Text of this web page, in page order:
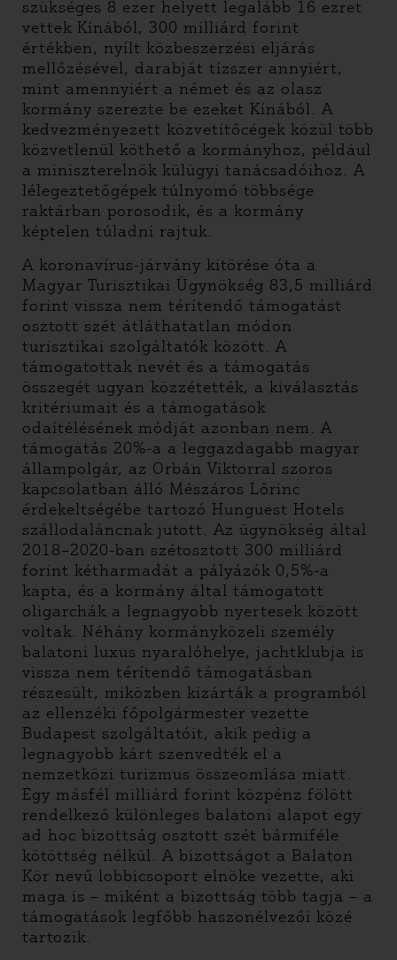
szükséges 8 ezer helyett legalább 16 ezret
vettek Kínából, 300 milliárd forint
értékben, nyílt közbeszerzési eljárás
mellőzésével, darabját tízszer annyiért,
mint amennyiért a német és az olasz
kormány szerezte be ezeket Kínából. A
kedvezményezett közvetítőcégek közül több
közvetlenül köthető a kormányhoz, például
a miniszterelnök külügyi tanácsadóihoz. A
lélegeztetőgépek túlnyomó többsége
raktárban porosodik, és a kormány
képtelen túladni rajtuk.
A koronavírus-járvány kitörése óta a
Magyar Turisztikai Ügynökség 83,5 milliárd
forint vissza nem térítendő támogatást
osztott szét átláthatatlan módon
turisztikai szolgáltatók között. A
támogatottak nevét és a támogatás
összegét ugyan közzétették, a kiválasztás
kritériumait és a támogatások
odaítélésének módját azonban nem. A
támogatás 20%-a a leggazdagabb magyar
állampolgár, az Orbán Viktorral szoros
kapcsolatban álló Mészáros Lőrinc
érdekeltségébe tartozó Hunguest Hotels
szállodaláncnak jutott. Az ügynökség által
2018–2020-ban szétosztott 300 milliárd
forint kétharmadát a pályázók 0,5%-a
kapta, és a kormány által támogatott
oligarchák a legnagyobb nyertesek között
voltak. Néhány kormányközeli személy
balatoni luxus nyaralóhelye, jachtklubja is
vissza nem térítendő támogatásban
részesült, miközben kizárták a programból
az ellenzéki főpolgármester vezette
Budapest szolgáltatóit, akik pedig a
legnagyobb kárt szenvedték el a
nemzetközi turizmus összeomlása miatt.
Egy másfél milliárd forint közpénz fölött
rendelkező különleges balatoni alapot egy
ad hoc bizottság osztott szét bármiféle
kötöttség nélkül. A bizottságot a Balaton
Kör nevű lobbicsoport elnöke vezette, aki
maga is – miként a bizottság több tagja – a
támogatások legfőbb haszonélvezői közé
tartozik.